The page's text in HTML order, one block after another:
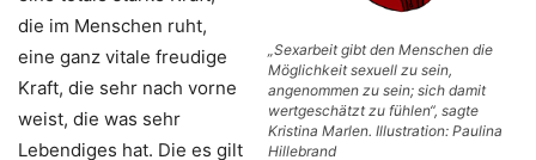
„Sexarbeit gibt den Menschen die
Möglichkeit sexuell zu sein,
angenommen zu sein; sich damit
wertgeschätzt zu fühlen“, sagte
Kristina Marlen. Illustration: Paulina
Hillebrand
die im Menschen ruht,
eine ganz vitale freudige
Kraft, die sehr nach vorne
weist, die was sehr
Lebendiges hat. Die es gilt